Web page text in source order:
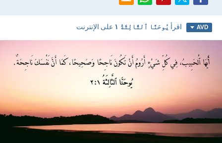
AVD اقرأ يُوحَنَّا ٱلثَّالِثَةُ ١ على الإنترنت